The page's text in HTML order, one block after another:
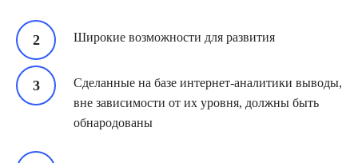
Широкие возможности для развития
Сделанные на базе интернет-аналитики выводы,
вне зависимости от их уровня, должны быть
обнародованы